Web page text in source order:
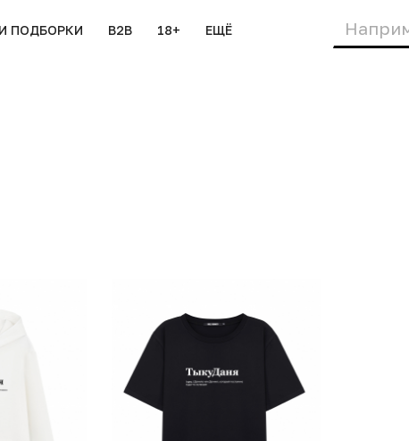
ПОДБОРКИ B2B 18+ ЕЩЁ